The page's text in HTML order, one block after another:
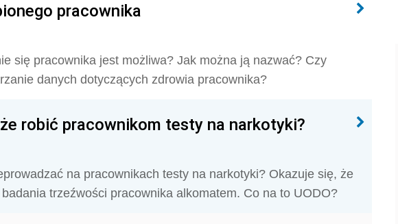
pracownika
się pracownika jest możliwa? Jak można ją nazwać? Czy
danych dotyczących zdrowia pracownika?
robić pracownikom testy na narkotyki?
na pracownikach testy na narkotyki? Okazuje się, że
trzeźwości pracownika alkomatem. Co na to UODO?